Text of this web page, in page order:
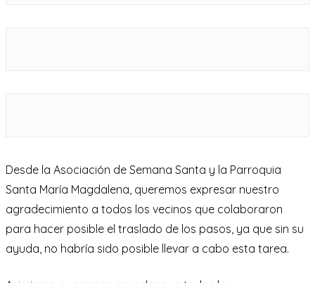
Desde la Asociación de Semana Santa y la Parroquia
Santa María Magdalena, queremos expresar nuestro
agradecimiento a todos los vecinos que colaboraron
para hacer posible el traslado de los pasos, ya que sin su
ayuda, no habría sido posible llevar a cabo esta tarea.